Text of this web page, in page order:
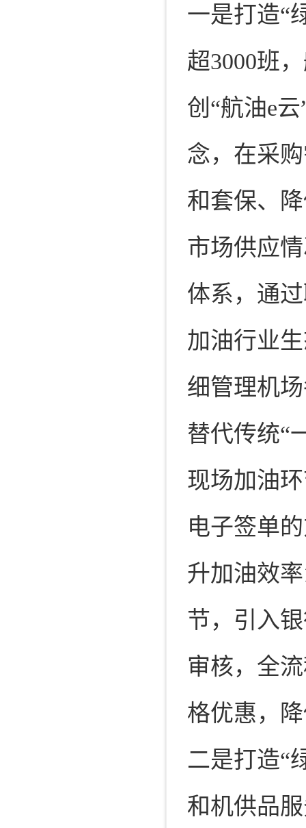
一是打造“
超3000班
创“航油e
念，在采
和套保、
市场供应
体系，通
加油行业
细管理机
替代传统“
现场加油
电子签单
升加油效
节，引入
审核，全
格优惠，
二是打造“
和机供品